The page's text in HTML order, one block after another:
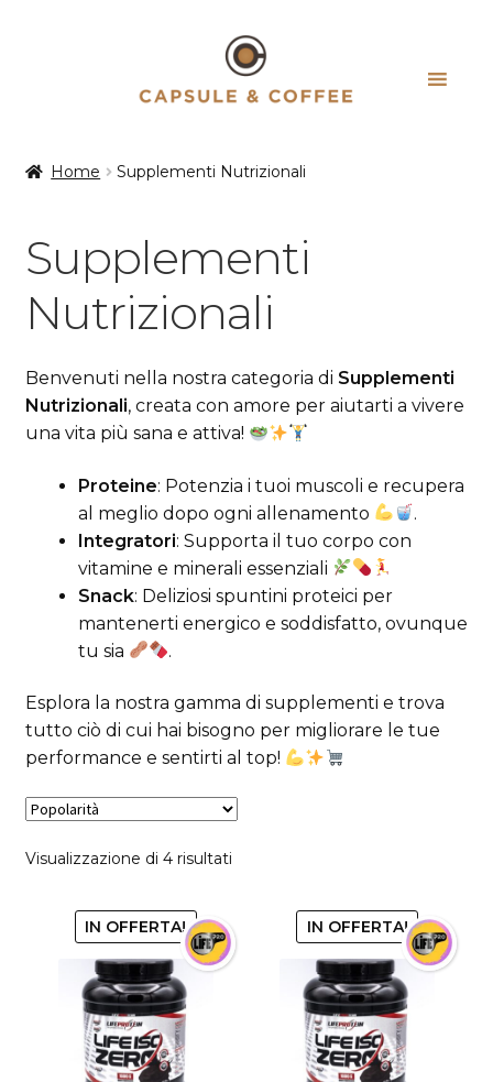
Home Supplementi Nutrizionali
Supplementi
Nutrizionali
Benvenuti nella nostra categoria di Supplementi
Nutrizionali, creata con amore per aiutarti a vivere
una vita più sana e attiva!
Proteine: Potenzia i tuoi muscoli e recupera
al meglio dopo ogni allenamento
.
Integratori: Supporta il tuo corpo con
vitamine e minerali essenziali
Snack: Deliziosi spuntini proteici per
mantenerti energico e soddisfatto, ovunque
tu sia
.
Esplora la nostra gamma di supplementi e trova
tutto ciò di cui hai bisogno per migliorare le tue
performance e sentirti al top!
Visualizzazione di 4 risultatiPopolarità
IN OFFERTA! IN OFFERTA!